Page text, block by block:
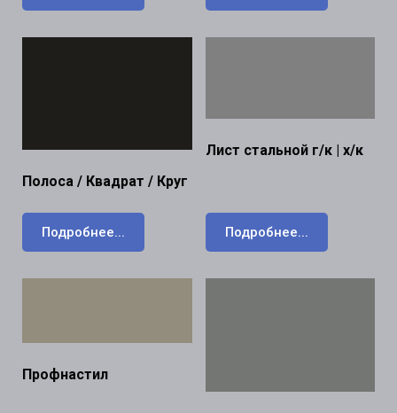
Полоса / Квадрат / Круг
Подробнее...
Лист стальной г/к | х/к
Подробнее...
Профнастил